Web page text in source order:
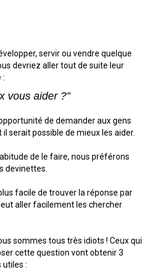
servir ou vendre quelque
devriez aller tout de suite leur
:
vous aider ?”
de demander aux gens
serait possible de mieux les aider.
de le faire, nous préférons
devinettes.
facile de trouver la réponse par
aller facilement les chercher
sommes tous très idiots ! Ceux qui
cette question vont obtenir 3
utiles :